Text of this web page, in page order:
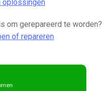
oplossingen
om gerepareerd te worden?
of repareren